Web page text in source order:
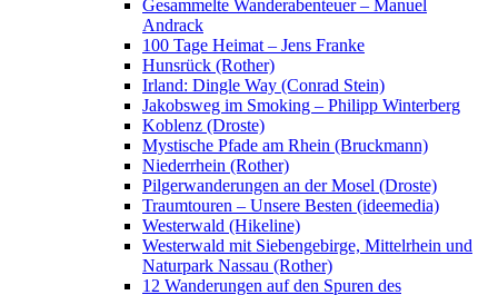
Gesammelte Wanderabenteuer – Manuel
Andrack
100 Tage Heimat – Jens Franke
Hunsrück (Rother)
Irland: Dingle Way (Conrad Stein)
Jakobsweg im Smoking – Philipp Winterberg
Koblenz (Droste)
Mystische Pfade am Rhein (Bruckmann)
Niederrhein (Rother)
Pilgerwanderungen an der Mosel (Droste)
Traumtouren – Unsere Besten (ideemedia)
Westerwald (Hikeline)
Westerwald mit Siebengebirge, Mittelrhein und
Naturpark Nassau (Rother)
12 Wanderungen auf den Spuren des